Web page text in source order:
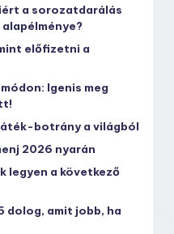
a sorozatdarálás
előfizetni a
Igenis meg
botrány a világból
2026 nyarán
legyen a következő
dolog, amit jobb, ha